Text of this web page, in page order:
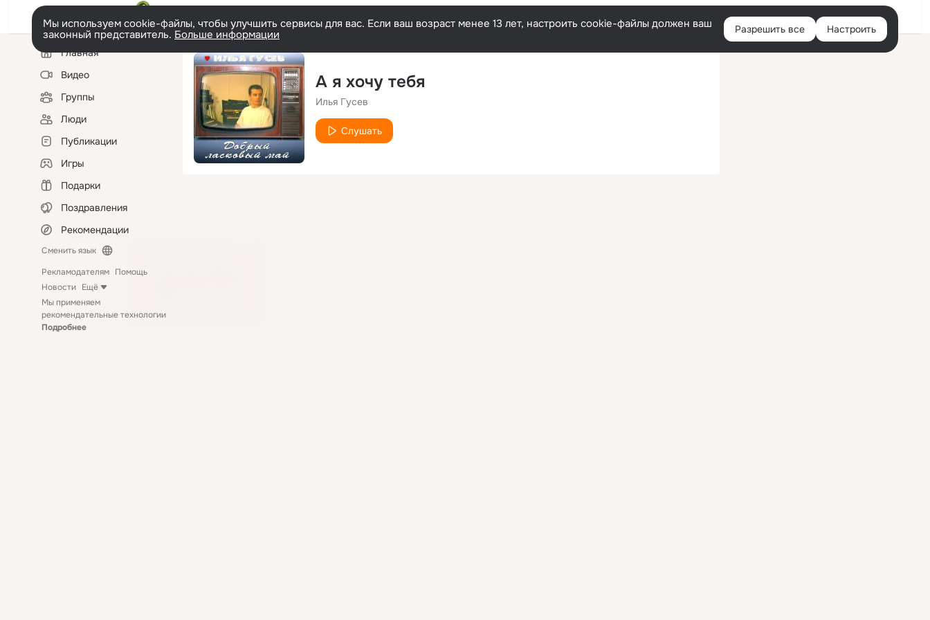
Войти
Мы используем cookie-файлы, чтобы улучшить сервисы для вас. Если ваш возраст менее 13 лет, настроить cookie-файлы должен ваш
законный представитель. Больше информации Разрешить все Настроить
Левая
колонкаГлавная
Видео
Группы
Люди
Публикации
Игры
Подарки
Поздравления
Рекомендации
Сменить язык
Рекламодателям Помощь
Новости Ещё
Мы применяем
рекомендательные технологии
Подробнее
А я хочу тебя
Илья Гусев
Слушать